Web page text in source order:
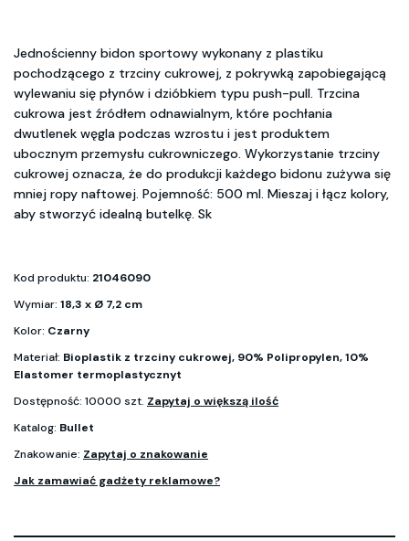
Jednościenny bidon sportowy wykonany z plastiku
pochodzącego z trzciny cukrowej, z pokrywką zapobiegającą
wylewaniu się płynów i dzióbkiem typu push-pull. Trzcina
cukrowa jest źródłem odnawialnym, które pochłania
dwutlenek węgla podczas wzrostu i jest produktem
ubocznym przemysłu cukrowniczego. Wykorzystanie trzciny
cukrowej oznacza, że do produkcji każdego bidonu zużywa się
mniej ropy naftowej. Pojemność: 500 ml. Mieszaj i łącz kolory,
aby stworzyć idealną butelkę. Sk
Kod produktu: 21046090
Wymiar: 18,3 x Ø 7,2 cm
Kolor: Czarny
Materiał: Bioplastik z trzciny cukrowej, 90% Polipropylen, 10%
Elastomer termoplastycznyt
Dostępność: 10000 szt. Zapytaj o większą ilość
Katalog: Bullet
Znakowanie: Zapytaj o znakowanie
Jak zamawiać gadżety reklamowe?